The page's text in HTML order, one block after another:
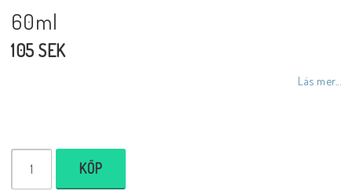
60ml
105 SEK
Läs mer...
KÖP